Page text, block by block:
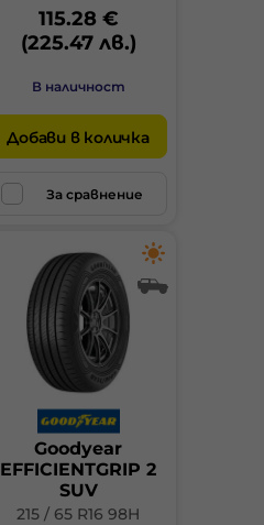
115.28 €
(225.47 лв.)
В наличност
Добави в количка
За сравнение
Goodyear
EFFICIENTGRIP 2
SUV
215 / 65 R16 98H